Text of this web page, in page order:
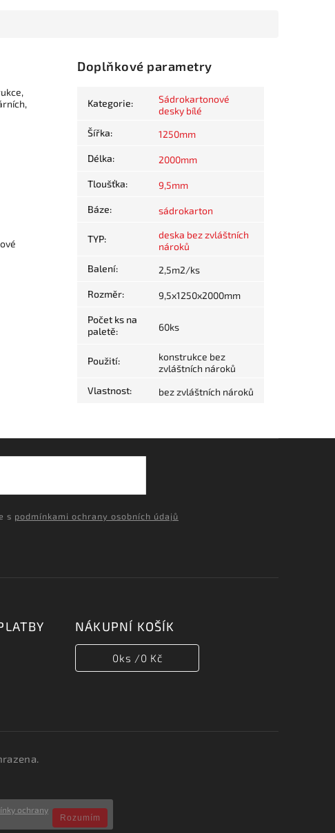
ochrany
Rozumím
Doplňkové parametry
Kategorie:
Sádrokartonové
desky bílé
Šířka: 1250mm
Délka: 2000mm
Tloušťka: 9,5mm
Báze: sádrokarton
TYP:
deska bez zvláštních
nároků
Balení: 2,5m2/ks
Rozměr: 9,5x1250x2000mm
Počet ks na
paletě: 60ks
Použití:
konstrukce bez
zvláštních nároků
Vlastnost: bez zvláštních nároků
s podmínkami ochrany osobních údajů
NÁKUPNÍ KOŠÍK
0ks /0 Kč